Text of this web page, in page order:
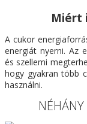
Miért
A cukor
energiát nyerni. Az
és szellemi
hogy gyakran több
használni.